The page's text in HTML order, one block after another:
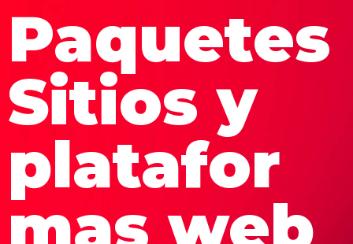
Paquetes
Sitios y
platafor
mas web